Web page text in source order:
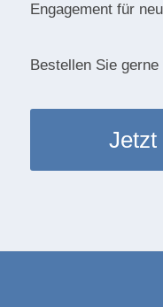
Engagement für
Bestellen Sie
Jetzt